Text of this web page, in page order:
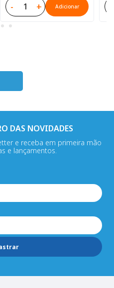
- + Adicionar
DAS NOVIDADES
e receba em primeira mão
e lançamentos.